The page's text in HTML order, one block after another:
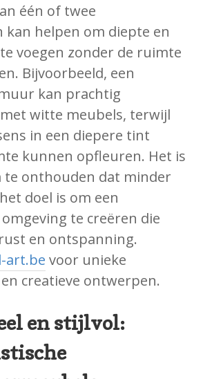
één of twee
kan helpen om diepte en
voegen zonder de ruimte
Bijvoorbeeld, een
kan prachtig
witte meubels, terwijl
in een diepere tint
kunnen opfleuren. Het is
te onthouden dat minder
doel is om een
te creëren die
en ontspanning.
art.be voor unieke
creatieve ontwerpen.
en stijlvol: